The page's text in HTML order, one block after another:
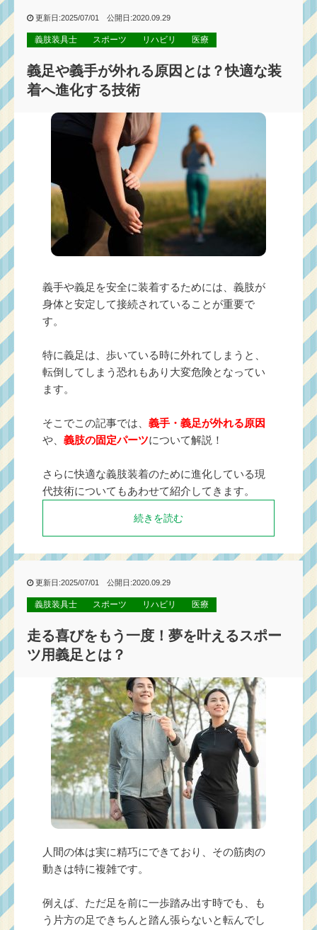
更新日:2025/07/01 公開日:2020.09.29
義肢装具士 スポーツ リハビリ 医療
義足や義手が外れる原因とは？快適な装
着へ進化する技術
義手や義足を安全に装着するためには、義肢が
身体と安定して接続されていることが重要で
す。
特に義足は、歩いている時に外れてしまうと、
転倒してしまう恐れもあり大変危険となってい
ます。
そこでこの記事では、 義手・義足が外れる原因
や、 義肢の固定パーツについて解説！
さらに快適な義肢装着のために進化している現
代技術についてもあわせて紹介してきます。
続きを読む
更新日:2025/07/01 公開日:2020.09.29
義肢装具士 スポーツ リハビリ 医療
走る喜びをもう一度！夢を叶えるスポー
ツ用義足とは？
人間の体は実に精巧にできており、その筋肉の
動きは特に複雑です。
例えば、ただ足を前に一歩踏み出す時でも、も
う片方の足できちんと踏ん張らないと転んでし